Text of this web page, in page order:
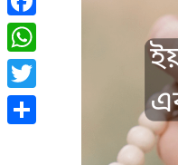
Facebook
WhatsApp
Twitter